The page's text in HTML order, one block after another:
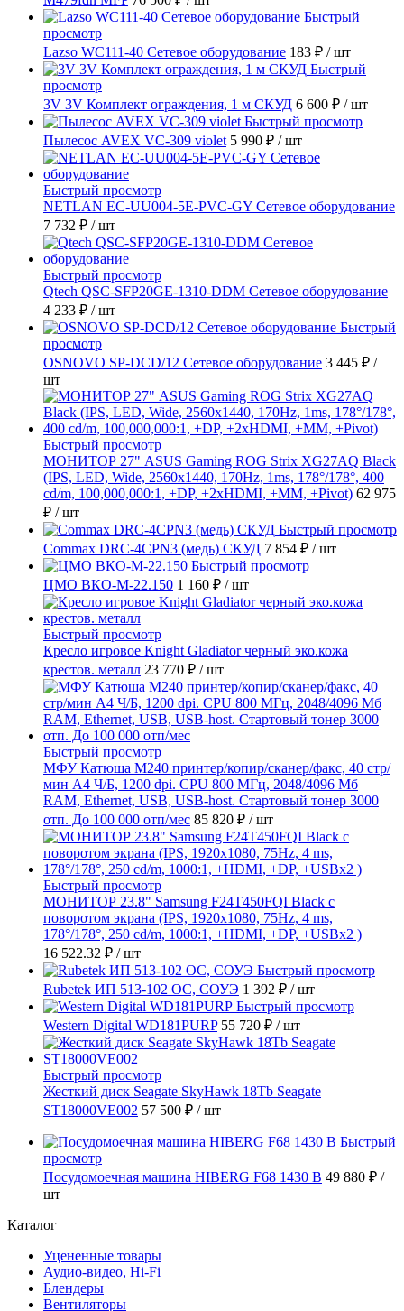
Быстрый
просмотр
Lazso WC111-40 Сетевое оборудование 183 ₽ / шт
Быстрый
просмотр
3V 3V Комплект ограждения, 1 м СКУД 6 600 ₽ / шт
Быстрый просмотр
Пылесос AVEX VC-309 violet 5 990 ₽ / шт
Быстрый просмотр
NETLAN EC-UU004-5E-PVC-GY Сетевое оборудование
7 732 ₽ / шт
Быстрый просмотр
Qtech QSC-SFP20GE-1310-DDM Сетевое оборудование
4 233 ₽ / шт
Быстрый
просмотр
OSNOVO SP-DCD/12 Сетевое оборудование 3 445 ₽ /
шт
Быстрый просмотр
МОНИТОР 27" ASUS Gaming ROG Strix XG27AQ Black
(IPS, LED, Wide, 2560x1440, 170Hz, 1ms, 178°/178°, 400
cd/m, 100,000,000:1, +DP, +2хHDMI, +MM, +Pivot) 62 975
₽ / шт
Быстрый просмотр
Commax DRC-4CPN3 (медь) СКУД 7 854 ₽ / шт
Быстрый просмотр
ЦМО ВКО-М-22.150 1 160 ₽ / шт
Быстрый просмотр
Кресло игровое Knight Gladiator черный эко.кожа
крестов. металл 23 770 ₽ / шт
Быстрый просмотр
МФУ Катюша M240 принтер/копир/сканер/факс, 40 стр/
мин А4 Ч/Б, 1200 dpi. CPU 800 МГц, 2048/4096 Мб
RAM, Ethernet, USB, USB-host. Стартовый тонер 3000
отп. До 100 000 отп/мес 85 820 ₽ / шт
Быстрый просмотр
МОНИТОР 23.8" Samsung F24T450FQI Black с
поворотом экрана (IPS, 1920x1080, 75Hz, 4 ms,
178°/178°, 250 cd/m, 1000:1, +HDMI, +DP, +USBx2 )
16 522.32 ₽ / шт
Быстрый просмотр
Rubetek ИП 513-102 ОС, СОУЭ 1 392 ₽ / шт
Быстрый просмотр
Western Digital WD181PURP 55 720 ₽ / шт
Быстрый просмотр
Жесткий диск Seagate SkyHawk 18Tb Seagate
ST18000VE002 57 500 ₽ / шт
Быстрый
просмотр
Посудомоечная машина HIBERG F68 1430 B 49 880 ₽ /
шт
Каталог
Уцененные товары
Аудио-видео, Hi-Fi
Блендеры
Вентиляторы